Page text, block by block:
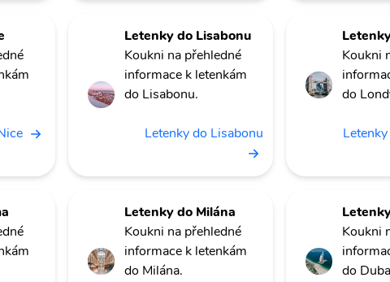
Letenky do Lisabonu
Koukni na přehledné
informace k letenkám
do Lisabonu.
Letenky do Lisabonu
Koukni
do
Letenky do Milána
Koukni na přehledné
informace k letenkám
do Milána.
Koukni
do